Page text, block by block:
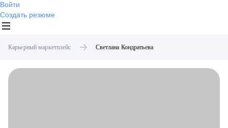
Войти
Создать резюме
Карьерный маркетплейс Светлана Кондратьева